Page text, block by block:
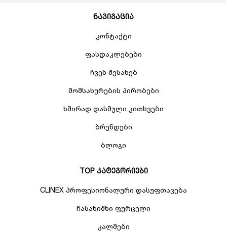
ნავიგაცია
კონტაქტი
ფასდაკლებები
ჩვენ შესახებ
მომსახურების პირობები
ხშირად დასმული კითხვები
ბრენდები
ბლოგი
TOP კატეგორიები
CLINEX პროფესიონალური დასუფთავება
ჩასანიშნი ფურცელი
კალმები